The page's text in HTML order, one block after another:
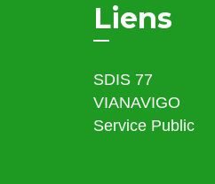
Liens
SDIS 77
VIANAVIGO
Service Public